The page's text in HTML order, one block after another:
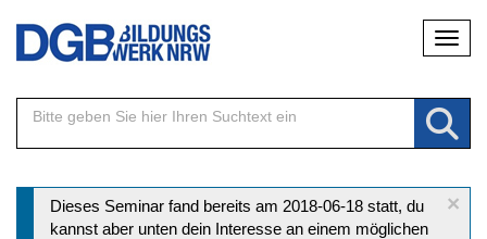
Direkt
Inhalt
×
Statusmeldung
Dieses Seminar fand bereits am 2018-06-18 statt, du
kannst aber unten dein Interesse an einem möglichen